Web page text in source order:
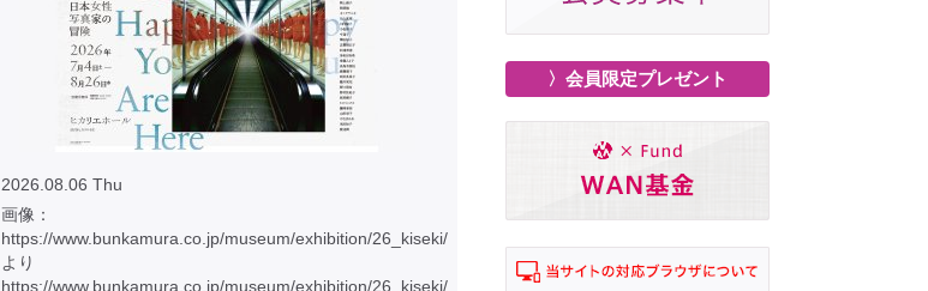
2026.08.06 Thu
画像：
https://www.bunkamura.co.jp/museum/exhibition/26_kiseki/
より
https://www.bunkamura.co.jp/museum/exhibition/26_kiseki/
〉会員限定プレゼント